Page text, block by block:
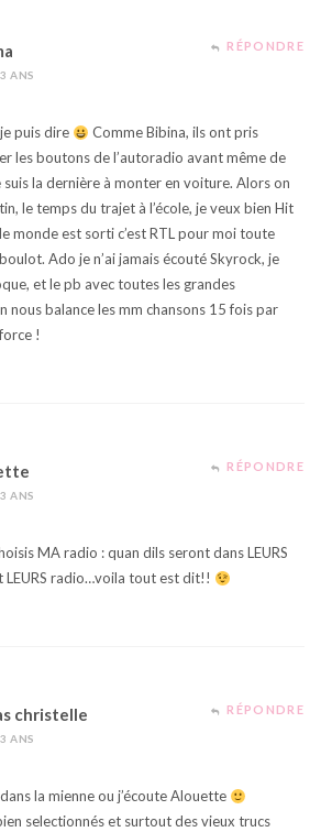
ANS
RÉPONDRE
puis dire
Comme Bibina, ils ont pris
les boutons de l’autoradio avant même de
suis la dernière à monter en voiture. Alors on
le temps du trajet à l’école, je veux bien Hit
monde est sorti c’est RTL pour moi toute
Ado je n’ai jamais écouté Skyrock, je
et le pb avec toutes les grandes
nous balance les mm chansons 15 fois par
!
ANS
RÉPONDRE
MA radio : quan dils seront dans LEURS
LEURS radio…voila tout est dit!!
christelle
ANS
RÉPONDRE
la mienne ou j’écoute Alouette
selectionnés et surtout des vieux trucs